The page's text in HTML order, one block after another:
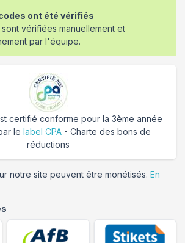
ont été vérifiés
vérifiées manuellement et
par l'équipe.
certifié conforme pour la 3ème année
le label CPA - Charte des bons de
réductions
notre site peuvent être monétisés. En